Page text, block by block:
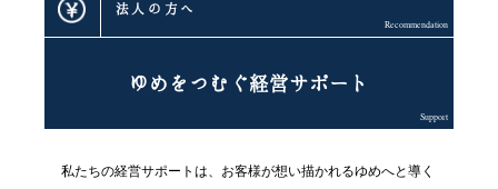
法人の方へ
Recommendation
ゆめをつむぐ経営サポート
Support
私たちの経営サポートは、 お客様が想い描かれるゆめへと導く